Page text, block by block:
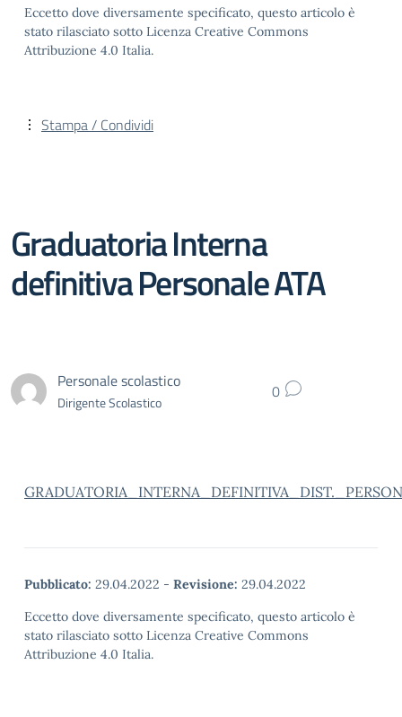
Eccetto dove diversamente specificato, questo articolo è
stato rilasciato sotto Licenza Creative Commons
Attribuzione 4.0 Italia.
Stampa / Condividi
Graduatoria Interna
definitiva Personale ATA
Personale scolastico
Dirigente Scolastico 0
Pubblicato: 29.04.2022 - Revisione: 29.04.2022
Eccetto dove diversamente specificato, questo articolo è
stato rilasciato sotto Licenza Creative Commons
Attribuzione 4.0 Italia.